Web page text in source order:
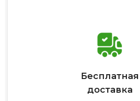
Бесплатная
доставка